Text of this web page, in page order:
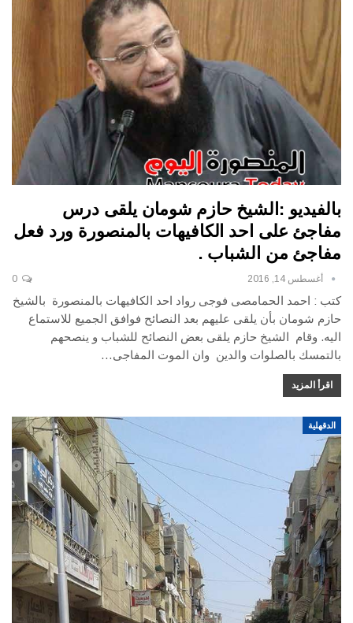
بالفيديو :الشيخ حازم شومان يلقى درس
مفاجئ على احد الكافيهات ‫بالمنصورة‬ ورد فعل
مفاجئ من الشباب .
أغسطس 14, 2016
كتب : احمد الحمامصى فوجى رواد احد الكافيهات بالمنصورة بالشيخ
حازم شومان بأن يلقى عليهم بعد النصائح فوافق الجميع للاستماع
اليه. وقام الشيخ حازم يلقى بعض النصائح للشباب و ينصحهم
بالتمسك بالصلوات والدين وان الموت المفاجى…
اقرأ المزيد
الدقهلية